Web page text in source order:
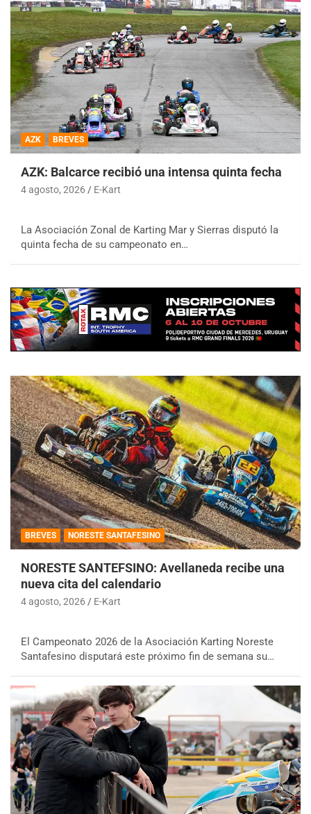
AZK BREVES
AZK: Balcarce recibió una intensa quinta fecha
4 agosto, 2026 E-Kart
La Asociación Zonal de Karting Mar y Sierras disputó la
quinta fecha de su campeonato en…
BREVES NORESTE SANTAFESINO
NORESTE SANTEFSINO: Avellaneda recibe una
nueva cita del calendario
4 agosto, 2026 E-Kart
El Campeonato 2026 de la Asociación Karting Noreste
Santafesino disputará este próximo fin de semana su…